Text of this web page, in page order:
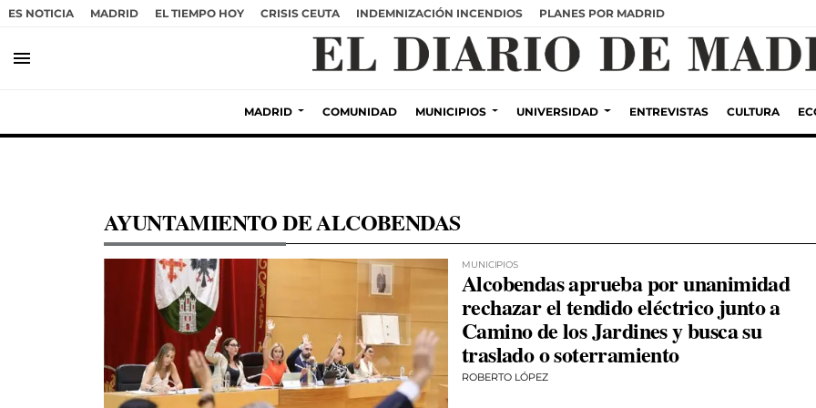
ES NOTICIA MADRID EL TIEMPO HOY CRISIS CEUTA INDEMNIZACIÓN INCENDIOS PLANES POR MADRID
menu
MADRID COMUNIDAD MUNICIPIOS UNIVERSIDAD ENTREVISTAS CULTURA
AYUNTAMIENTO DE ALCOBENDAS
MUNICIPIOS
Alcobendas aprueba por unanimidad
rechazar el tendido eléctrico junto a
Camino de los Jardines y busca su
traslado o soterramiento
ROBERTO LÓPEZ